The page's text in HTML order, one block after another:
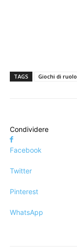
TAGS Giochi di ruolo
Condividere
Facebook
Twitter
Pinterest
WhatsApp